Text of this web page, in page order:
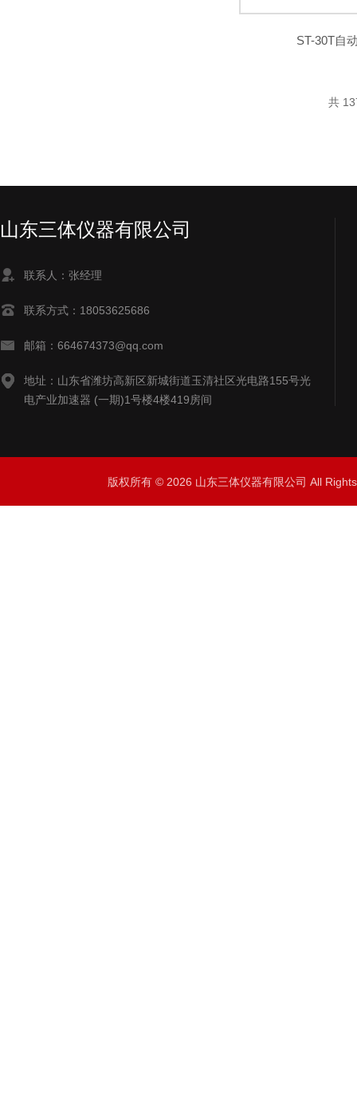
ST-30T自
共
山东三体仪器有限公司
联系人：张经理
联系方式：18053625686
邮箱：664674373@qq.com
地址：山东省潍坊高新区新城街道玉清社区光电路155号光
电产业加速器 (一期)1号楼4楼419房间
版权所有 © 2026 山东三体仪器有限公司 All